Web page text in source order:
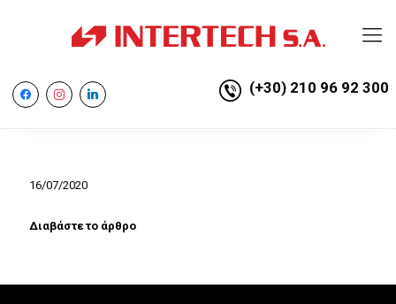
facebookinstagramlinkedin (+30) 210 96 92 300
16/07/2020
Διαβάστε το άρθρο